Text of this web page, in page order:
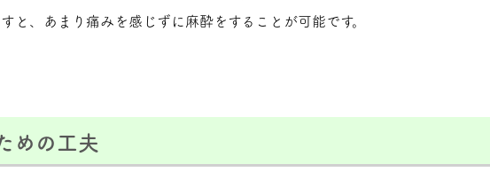
と、あまり痛みを感じずに麻酔をすることが可能です。
めの工夫